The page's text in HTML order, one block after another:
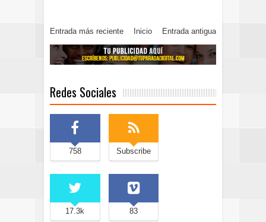
Entrada más reciente Entrada antigua
Inicio
Redes Sociales
758 Subscribe
17.3k 83